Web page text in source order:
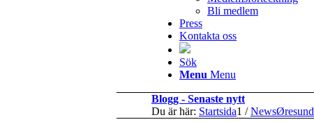
Bli medlem
Press
Kontakta oss
Sök
Menu Menu
Blogg - Senaste nytt
Du är här: Startsida1 / NewsØresund